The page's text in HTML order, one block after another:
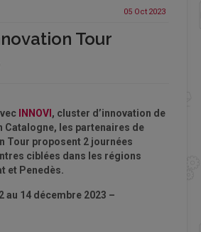
05 Oct 2023
Tour
INNOVI , cluster d’innovation de
Catalogne, les partenaires de
Tour proposent 2 journées
ciblées dans les régions
et Penedès.
au 14 décembre 2023 –